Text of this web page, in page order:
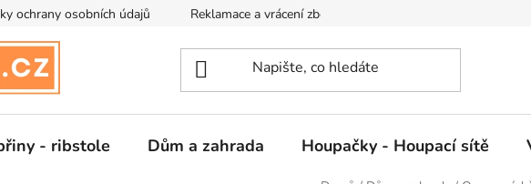
ochrany osobních údajů Reklamace a vrácení zboží
- ribstole Dům a zahrada Houpačky - Houpací sítě